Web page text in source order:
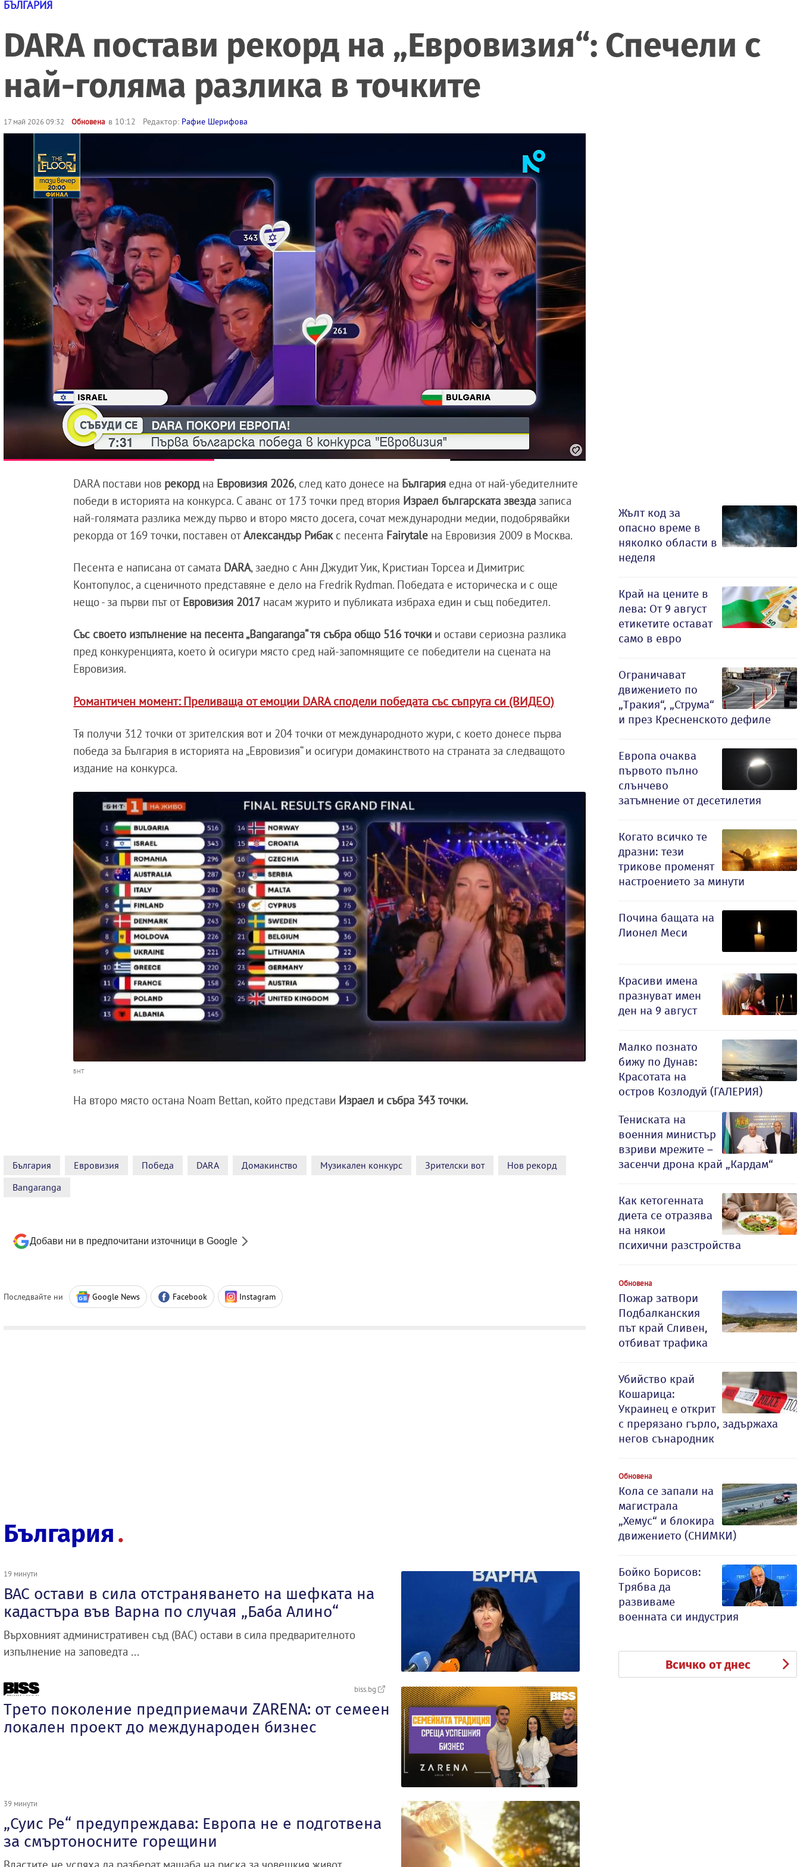
БЪЛГАРИЯ
DARA постави рекорд на „Евровизия“: Спечели с
най-голяма разлика в точките
17 май 2026 09:32 Обновена в 10:12 Редактор: Рафие Шерифова
DARA постави нов рекорд на Евровизия 2026, след като донесе на България една от най-убедителните
победи в историята на конкурса. С аванс от 173 точки пред втория Израел българската звезда записа
най-голямата разлика между първо и второ място досега, сочат международни медии, подобрявайки
рекорда от 169 точки, поставен отАлександър Рибак с песента Fairytale на Евровизия 2009 в Москва.
Песента е написана от самата DARA, заедно с Анн Джудит Уик, Кристиан Торсеа и Димитрис
Контопулос, а сценичното представяне е дело на Fredrik Rydman. Победата е историческа и с още
нещо - за първи път от Евровизия 2017 насам журито и публиката избраха един и същ победител.
Със своето изпълнение на песента „Bangaranga“ тя събра общо 516 точки и остави сериозна разлика
пред конкуренцията, което ѝ осигури място сред най-запомнящите се победители на сцената на
Евровизия.
Романтичен момент: Преливаща от емоции DARA сподели победата със съпруга си (ВИДЕО)
Тя получи 312 точки от зрителския вот и 204 точки от международното жури, с което донесе първа
победа за България в историята на „Евровизия“ и осигури домакинството на страната за следващото
издание на конкурса.
БНТ
На второ място остана Noam Bettan, който представи Израел и събра 343 точки.
България Евровизия Победа DARA Домакинство Музикален конкурс Зрителски вот
Нов рекорд
Bangaranga
Добави ни в предпочитани източници в Google
Последвайте ни Google News Facebook Instagram
България
19 минути
ВАС остави в сила отстраняването на шефката на
кадастъра във Варна по случая „Баба Алино“
Върховният административен съд (ВАС) остави в сила предварителното
изпълнение на заповедта ...
biss.bg
Трето поколение предприемачи ZARENA: от семеен
локален проект до международен бизнес
39 минути
„Суис Ре“ предупреждава: Европа не е подготвена
за смъртоносните горещини
Жълт код за
опасно време в
няколко области в
неделя
Край на цените в
лева: От 9 август
етикетите остават
само в евро
Ограничават
движението по
„Тракия“, „Струма“
и през Кресненското дефиле
Европа очаква
първото пълно
слънчево
затъмнение от десетилетия
Когато всичко те
дразни: тези
трикове променят
настроението за минути
Почина бащата на
Лионел Меси
Красиви имена
празнуват имен
ден на 9 август
Малко познато
бижу по Дунав:
Красотата на
остров Козлодуй (ГАЛЕРИЯ)
Тениската на
военния министър
взриви мрежите –
засенчи дрона край „Кардам“
Как кетогенната
диета се отразява
на някои
психични разстройства
Обновена
Пожар затвори
Подбалканския
път край Сливен,
отбиват трафика
Убийство край
Кошарица:
Украинец е открит
с прерязано гърло, задържаха
негов сънародник
Обновена
Кола се запали на
магистрала
„Хемус“ и блокира
движението (СНИМКИ)
Бойко Борисов:
Трябва да
развиваме
военната си индустрия
Всичко от днес